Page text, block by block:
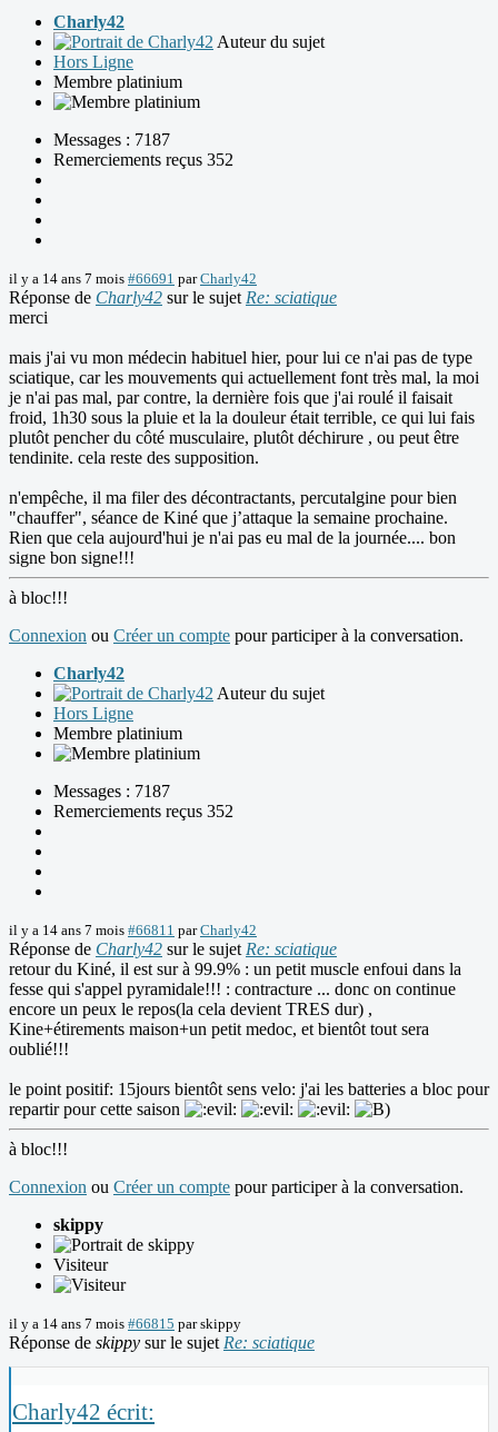
Charly42
Auteur du sujet
Hors Ligne
Membre platinium
Messages : 7187
Remerciements reçus 352
il y a 14 ans 7 mois #66691 parCharly42
Réponse de Charly42 sur le sujet Re: sciatique
merci
mais j'ai vu mon médecin habituel hier, pour lui ce n'ai pas de type
sciatique, car les mouvements qui actuellement font très mal, la moi
je n'ai pas mal, par contre, la dernière fois que j'ai roulé il faisait
froid, 1h30 sous la pluie et la la douleur était terrible, ce qui lui fais
plutôt pencher du côté musculaire, plutôt déchirure , ou peut être
tendinite. cela reste des supposition.
n'empêche, il ma filer des décontractants, percutalgine pour bien
"chauffer", séance de Kiné que j’attaque la semaine prochaine.
Rien que cela aujourd'hui je n'ai pas eu mal de la journée.... bon
signe bon signe!!!
à bloc!!!
Connexion ou Créer un compte pour participer à la conversation.
Charly42
Auteur du sujet
Hors Ligne
Membre platinium
Messages : 7187
Remerciements reçus 352
il y a 14 ans 7 mois #66811 parCharly42
Réponse de Charly42 sur le sujet Re: sciatique
retour du Kiné, il est sur à 99.9% : un petit muscle enfoui dans la
fesse qui s'appel pyramidale!!! : contracture ... donc on continue
encore un peux le repos(la cela devient TRES dur) ,
Kine+étirements maison+un petit medoc, et bientôt tout sera
oublié!!!
le point positif: 15jours bientôt sens velo: j'ai les batteries a bloc pour
repartir pour cette saison
à bloc!!!
Connexion ou Créer un compte pour participer à la conversation.
skippy
Visiteur
il y a 14 ans 7 mois #66815 parskippy
Réponse de skippy sur le sujet Re: sciatique
Charly42 écrit: